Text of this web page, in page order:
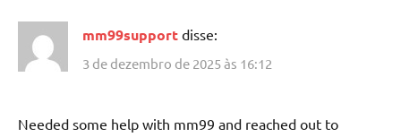
mm99support disse:
3 de dezembro de 2025 às 16:12
Needed some help with mm99 and reached out to